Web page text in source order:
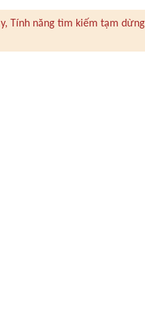
Tính năng tìm kiếm tạm